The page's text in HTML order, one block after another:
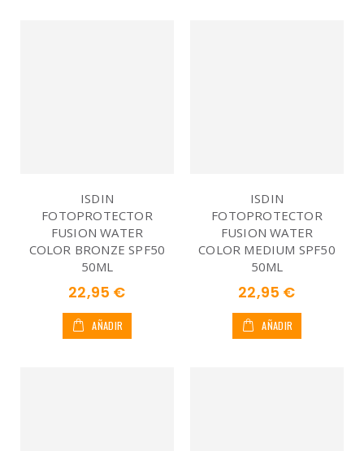
ISDIN
FOTOPROTECTOR
FUSION WATER
COLOR BRONZE SPF50
50ML
22,95 €
AÑADIR
ISDIN
FOTOPROTECTOR
FUSION WATER
COLOR MEDIUM SPF50
50ML
22,95 €
AÑADIR